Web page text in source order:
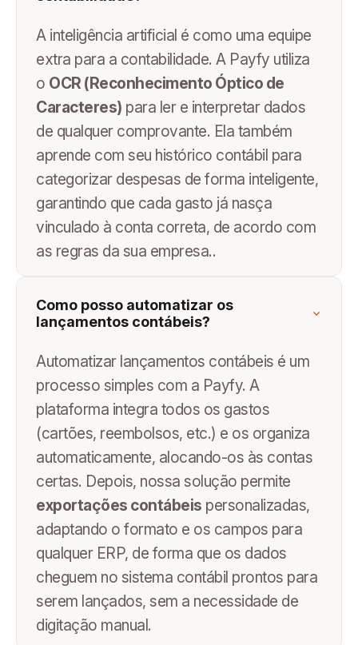
A inteligência artificial é como uma equipe
extra para a contabilidade. A Payfy utiliza
o OCR (Reconhecimento Óptico de
Caracteres) para ler e interpretar dados
de qualquer comprovante. Ela também
aprende com seu histórico contábil para
categorizar despesas de forma inteligente,
garantindo que cada gasto já nasça
vinculado à conta correta, de acordo com
as regras da sua empresa..
Como posso automatizar os
lançamentos contábeis?
Automatizar lançamentos contábeis é um
processo simples com a Payfy. A
plataforma integra todos os gastos
(cartões, reembolsos, etc.) e os organiza
automaticamente, alocando-os às contas
certas. Depois, nossa solução permite
exportações contábeis personalizadas,
adaptando o formato e os campos para
qualquer ERP, de forma que os dados
cheguem no sistema contábil prontos para
serem lançados, sem a necessidade de
digitação manual.